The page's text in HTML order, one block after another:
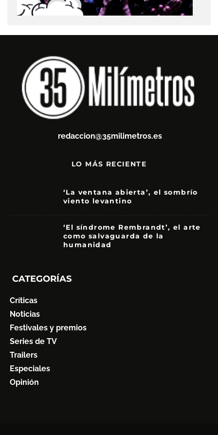
redaccion@35milimetros.es
LO MÁS RECIENTE
‘La ventana abierta’, el sombrío
viento levantino
‘El síndrome Rembrandt’, el arte
como salvaguarda de la
humanidad
CATEGORÍAS
Críticas
Noticias
Festivales y premios
Series de TV
Trailers
Especiales
Opinión